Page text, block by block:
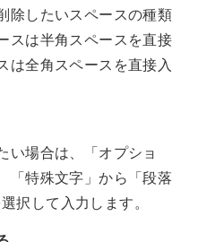
除したいスペースの種類
スは半角スペースを直接
は全角スペースを直接入
い場合は、「オプショ
「特殊文字」から「段落
択して入力します。